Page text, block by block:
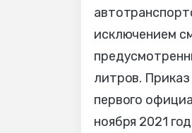
исключением
литров. Приказ
первого
ноября 2021